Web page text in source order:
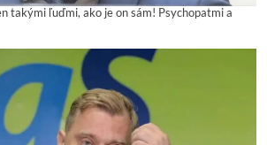
takými ľuďmi, ako je on sám! Psychopatmi a